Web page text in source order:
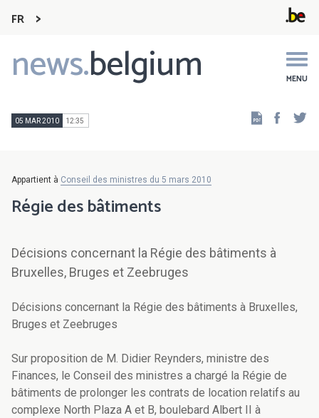
FR
news.belgium MENU
Main
navigation
05 MAR 2010 12:35
Appartient à Conseil des ministres du 5 mars 2010
Régie des bâtiments
Décisions concernant la Régie des bâtiments à
Bruxelles, Bruges et Zeebruges
Décisions concernant la Régie des bâtiments à Bruxelles,
Bruges et Zeebruges
Sur proposition de M. Didier Reynders, ministre des
Finances, le Conseil des ministres a chargé la Régie de
bâtiments de prolonger les contrats de location relatifs au
complexe North Plaza A et B, boulebard Albert II à